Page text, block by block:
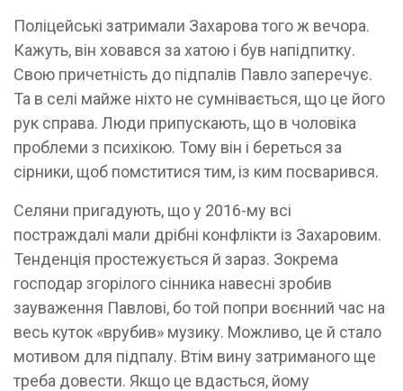
Поліцейські затримали Захарова того ж вечора.
Кажуть, він ховався за хатою і був напідпитку.
Свою причетність до підпалів Павло заперечує.
Та в селі майже ніхто не сумнівається, що це його
рук справа. Люди припускають, що в чоловіка
проблеми з психікою. Тому він і береться за
сірники, щоб помститися тим, із ким посварився.
Селяни пригадують, що у 2016-му всі
постраждалі мали дрібні конфлікти із Захаровим.
Тенденція простежується й зараз. Зокрема
господар згорілого сінника навесні зробив
зауваження Павлові, бо той попри воєнний час на
весь куток «врубив» музику. Можливо, це й стало
мотивом для підпалу. Втім вину затриманого ще
треба довести. Якщо це вдасться, йому